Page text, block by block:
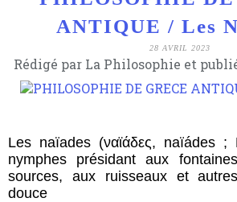
ANTIQUE / Les
28 AVRIL 2023
Rédigé par La Philosophie et
Les naïades (ναϊάδες, naïádes
nymphes présidant aux
sources, aux ruisseaux et
douce